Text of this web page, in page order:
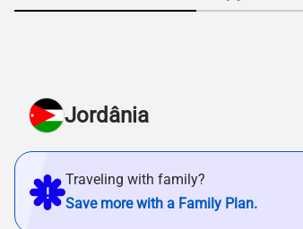
Jordânia
Traveling with family?
Save more with a Family Plan.